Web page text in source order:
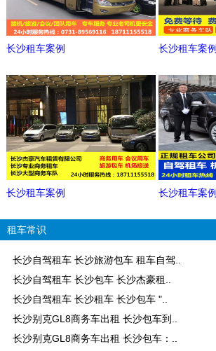
长沙租车案例 长沙租车案例
长沙租车案例 长沙租车案例
租车常识
长沙自驾租车 长沙旅游包车 租车自驾..
长沙自驾租车 长沙包车 长沙杰豪租..
长沙自驾租车 长沙租车 长沙包车 "..
长沙别克GL8商务车出租 长沙包车到..
长沙别克GL8商务车出租 长沙包车：..